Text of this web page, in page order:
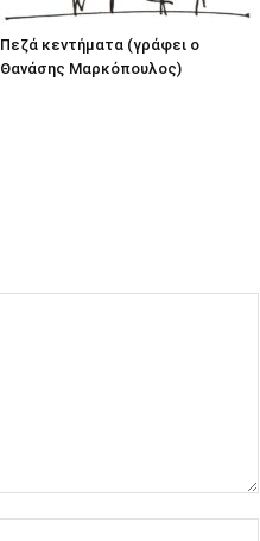
Πεζά κεντήματα (γράφει ο
Θανάσης Μαρκόπουλος)